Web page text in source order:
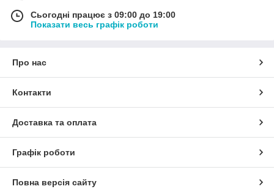
Сьогодні працює з 09:00 до 19:00
Показати весь графік роботи
Про нас
Контакти
Доставка та оплата
Графік роботи
Повна версія сайту